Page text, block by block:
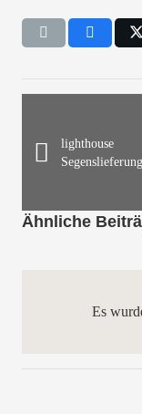
lighthouse
Segenslieferung
Ähnliche
Es